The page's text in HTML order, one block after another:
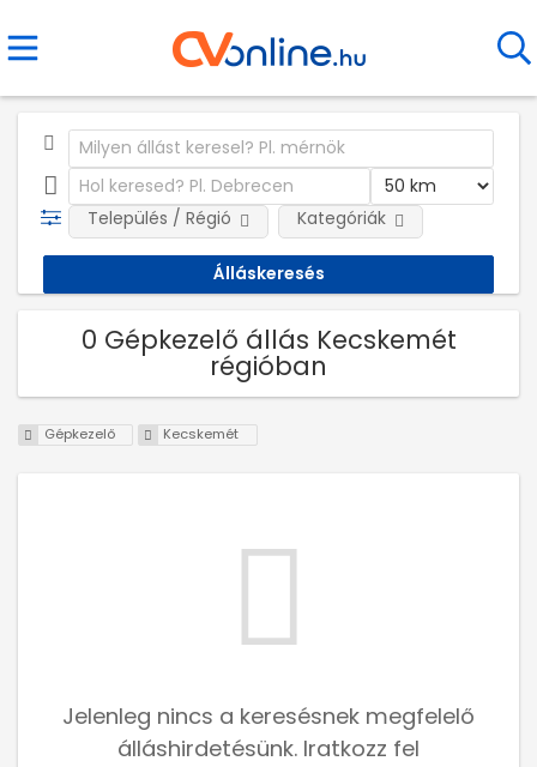
Település / Régió Kategóriák
0 Gépkezelő állás Kecskemét
régióban
Gépkezelő Kecskemét
Jelenleg nincs a keresésnek megfelelő
álláshirdetésünk. Iratkozz fel